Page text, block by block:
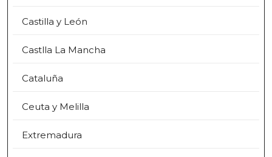
Castilla y León
Castlla La Mancha
Cataluña
Ceuta y Melilla
Extremadura